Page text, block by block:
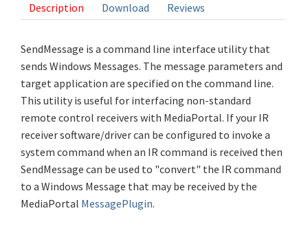
Description Download Reviews
SendMessage is a command line interface utility that
sends Windows Messages. The message parameters and
target application are specified on the command line.
This utility is useful for interfacing non-standard
remote control receivers with MediaPortal. If your IR
receiver software/driver can be configured to invoke a
system command when an IR command is received then
SendMessage can be used to "convert" the IR command
to a Windows Message that may be received by the
MediaPortal MessagePlugin.